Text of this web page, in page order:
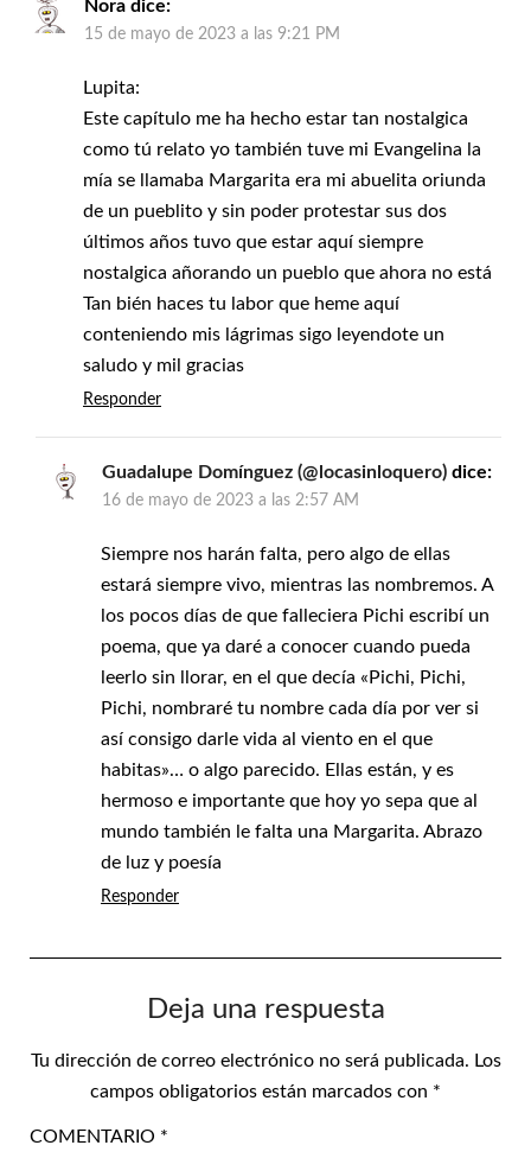
Nora dice:
15 de mayo de 2023 a las 9:21 PM
Lupita:
Este capítulo me ha hecho estar tan nostalgica
como tú relato yo también tuve mi Evangelina la
mía se llamaba Margarita era mi abuelita oriunda
de un pueblito y sin poder protestar sus dos
últimos años tuvo que estar aquí siempre
nostalgica añorando un pueblo que ahora no está
Tan bién haces tu labor que heme aquí
conteniendo mis lágrimas sigo leyendote un
saludo y mil gracias
Responder
Guadalupe Domínguez (@locasinloquero) dice:
16 de mayo de 2023 a las 2:57 AM
Siempre nos harán falta, pero algo de ellas
estará siempre vivo, mientras las nombremos. A
los pocos días de que falleciera Pichi escribí un
poema, que ya daré a conocer cuando pueda
leerlo sin llorar, en el que decía «Pichi, Pichi,
Pichi, nombraré tu nombre cada día por ver si
así consigo darle vida al viento en el que
habitas»… o algo parecido. Ellas están, y es
hermoso e importante que hoy yo sepa que al
mundo también le falta una Margarita. Abrazo
de luz y poesía
Responder
Deja una respuesta
Tu dirección de correo electrónico no será publicada. Los
campos obligatorios están marcados con *
COMENTARIO *